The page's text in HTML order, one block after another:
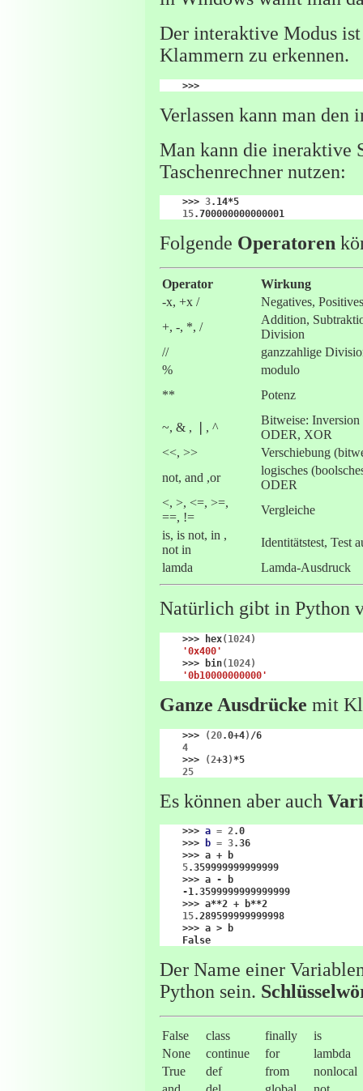
Der interaktive Modus
Klammern zu erkennen.
Verlassen kann man
Man kann die ineraktive
Taschenrechner nutzen:
>>> 3
15
Folgende Operatoren
Operator
Wirkung
-x, +x /
Negatives,
+, -, *, /
Addition,
Division
//
ganzzahlige
%
modulo
**
Potenz
~, & , ❘, ^
Bitweise:
ODER, XOR
<<, >>
Verschiebung
not, and ,or
logisches
ODER
<, >, <=, >=,
==, !=
Vergleiche
is, is not, in ,
not in
Identitätstest, Test
lamda
Lamda-Ausdruck
Natürlich gibt in Python
>>> hex( 1024)
'0x400'
>>>
bin( 1024)
'0b10000000000'
Ganze Ausdrücke mit
>>> (20.0+4)
4
>>>
(2+3)
25
Es können aber auch
>>> a = 2
>>>
b = 3
>>> a +
5
>>> a -
>>> a**2 +
15
>>> a >
Der Name einer
Python sein.
False class finally
is
None
continue for
lambda
True
def from
nonlocal